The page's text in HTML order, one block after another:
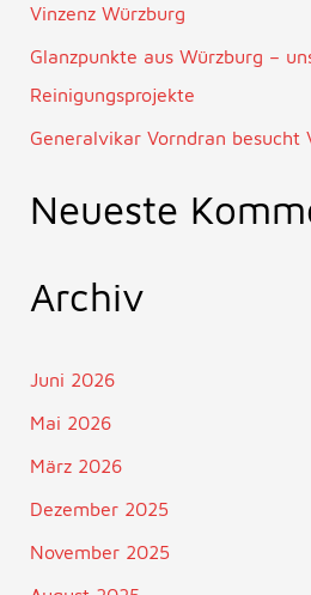
Vinzenz Würzburg
Glanzpunkte aus Würzburg –
Reinigungsprojekte
Generalvikar Vorndran besucht
Neueste
Archiv
Juni 2026
Mai 2026
März 2026
Dezember 2025
November 2025